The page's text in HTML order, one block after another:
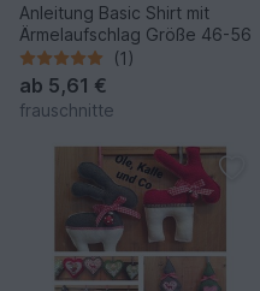
Anleitung Basic Shirt mit
Ärmelaufschlag Größe 46-56
(1)
ab 5,61 €
frauschnitte